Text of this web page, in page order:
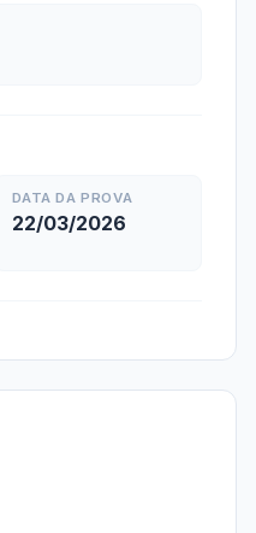
DATA DA PROVA
22/03/2026